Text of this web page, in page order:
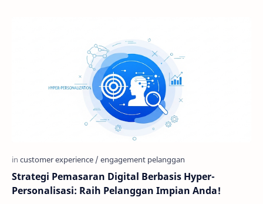
Strategi Pemasaran Digital Berbasis Hyper-
Personalisasi: Raih Pelanggan Impian Anda!